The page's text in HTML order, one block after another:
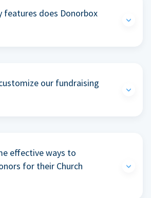
features does Donorbox
our fundraising
effective ways to
for their Church